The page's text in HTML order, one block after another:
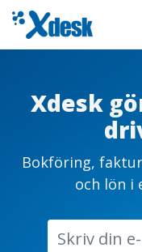
Xdesk
Bokföring,
och lön i